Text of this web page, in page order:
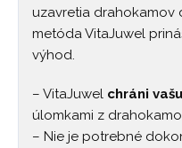
uzavretia drahokamov
metóda VitaJuwel
výhod.
– VitaJuwel chráni
úlomkami z
– Nie je potrebné